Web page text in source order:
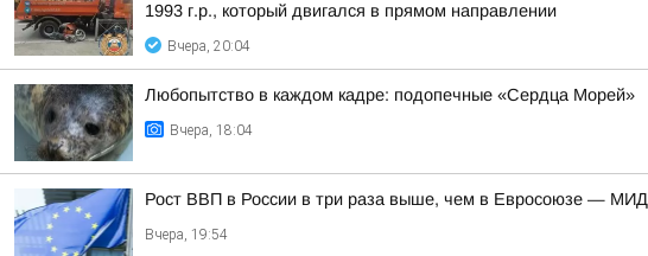
1993 г.р., который двигался в прямом направлении
Вчера, 20:04
Любопытство в каждом кадре: подопечные «Сердца Морей»
Вчера, 18:04
Рост ВВП в России в три раза выше, чем в Евросоюзе — МИД
Вчера, 19:54